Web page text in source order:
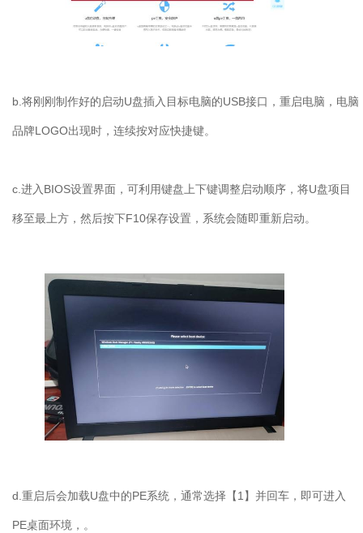
b. 将刚刚制作好的启动U盘插入目标电脑的USB接口，重启电脑，电脑
品牌LOGO出现时，连续按对应快捷键。
c. 进入 BIOS设置界面，可利用键盘上下键调整启动顺序，将U盘项目
移至最上方，然后按下F10保存设置，系统会随即重新启动。
d. 重启后会加载U盘中的PE系统，通常选择【1 】并回车，即可进入
PE桌面环境，。